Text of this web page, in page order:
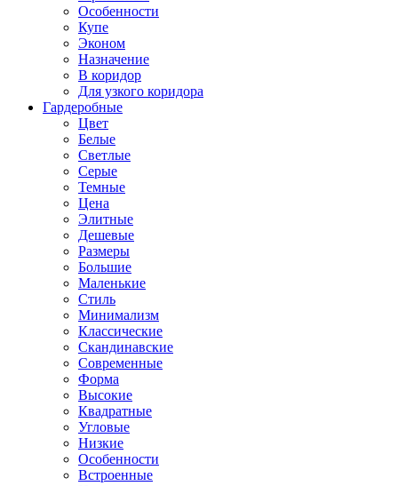
Особенности
Купе
Эконом
Назначение
В коридор
Для узкого коридора
Гардеробные
Цвет
Белые
Светлые
Серые
Темные
Цена
Элитные
Дешевые
Размеры
Большие
Маленькие
Стиль
Минимализм
Классические
Скандинавские
Современные
Форма
Высокие
Квадратные
Угловые
Низкие
Особенности
Встроенные